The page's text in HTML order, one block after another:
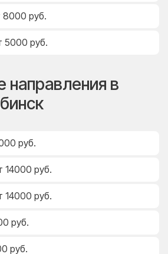
8000 руб.
5000 руб.
направления в
руб.
14000 руб.
14000 руб.
руб.
руб.